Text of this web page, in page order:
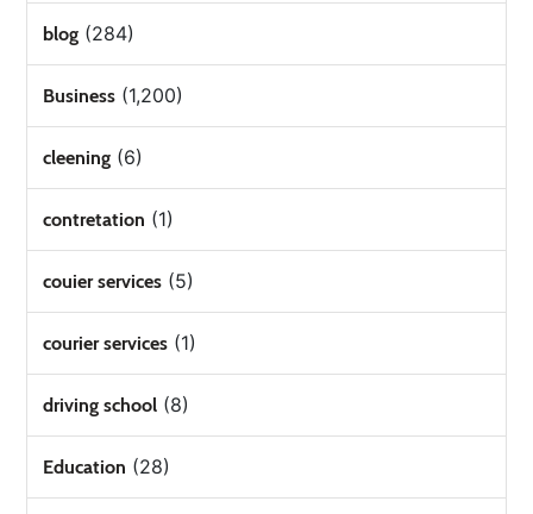
blog (284)
Business (1,200)
cleening (6)
contretation (1)
couier services (5)
courier services (1)
driving school (8)
Education (28)